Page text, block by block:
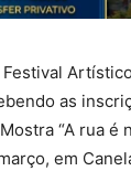
Festival
as
“A rua é
em